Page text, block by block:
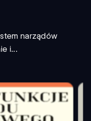
narządów
i...